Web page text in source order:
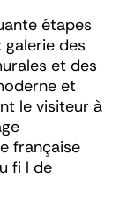
étapes
galerie des
et des
et
le visiteur à
française
fi l de